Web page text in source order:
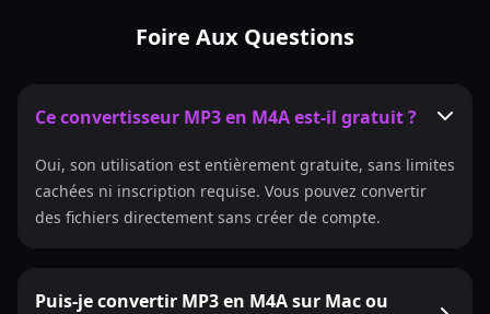
Foire Aux Questions
Ce convertisseur MP3 en M4A est-il gratuit ?
Oui, son utilisation est entièrement gratuite, sans limites
cachées ni inscription requise. Vous pouvez convertir
des fichiers directement sans créer de compte.
Puis-je convertir MP3 en M4A sur Mac ou